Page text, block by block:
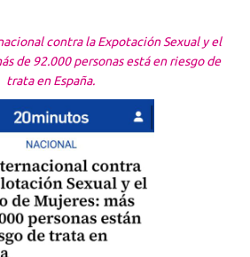
contra la Expotación Sexual y el
de 92.000 personas está en riesgo de
trata en España.